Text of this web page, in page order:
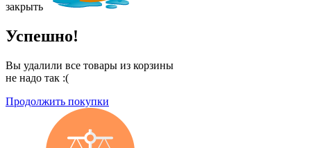
закрыть
Успешно!
Вы удалили все товары из корзины
не надо так :(
Продолжить покупки